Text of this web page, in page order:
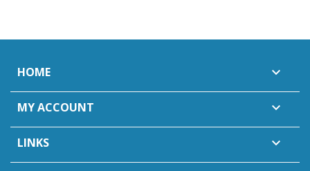
HOME 
MY ACCOUNT 
LINKS 